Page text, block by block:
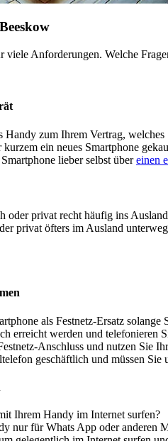
viele Anforderungen. Welche
Handy zum Ihrem Vertrag,
ein neues Smartphone
lieber selbst übereinen
oder privat recht häufig ins
privat öfters im Ausland
als Festnetz-Ersatz solange
erreicht werden und telefonieren
Anschluss und nutzen Sie
geschäftlich und müssen Sie
Ihrem Handy im Internet surfen?
nur für Whats App oder anderen